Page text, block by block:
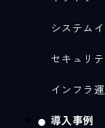
システム
セキュリ
インフラ
導入事例